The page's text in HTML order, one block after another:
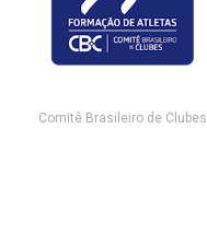
Comitê Brasileiro de Clubes